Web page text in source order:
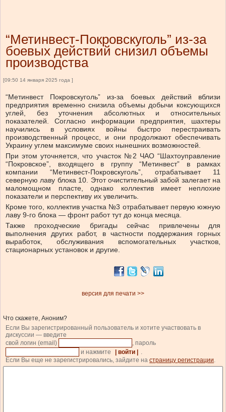
“Метинвест-Покровскуголь” из-за
боевых действий снизил объемы
производства
[09:50 14 января 2025 года ]
“Метинвест Покровскуголь” из-за боевых действий вблизи
предприятия временно снизила объемы добычи коксующихся
углей, без уточнения абсолютных и относительных
показателей. Согласно информации предприятия, шахтеры
научились в условиях войны быстро перестраивать
производственный процесс, и они продолжают обеспечивать
Украину углем максимуме своих нынешних возможностей.
При этом уточняется, что участок №2 ЧАО “Шахтоуправление
“Покровское”, входящего в группу “Метинвест” в рамках
компании “Метинвест-Покровскуголь”, отрабатывает 11
северную лаву блока 10. Этот очистительный забой залегает на
маломощном пласте, однако коллектив имеет неплохие
показатели и перспективу их увеличить.
Кроме того, коллектив участка №3 отрабатывает первую южную
лаву 9-го блока — фронт работ тут до конца месяца.
Также проходческие бригады сейчас привлечены для
выполнения других работ, в частности поддержания горных
выработок, обслуживания вспомогательных участков,
стационарных установок и другие.
версия для печати >>
Что скажете, Аноним?
Если Вы зарегистрированный пользователь и хотите участвовать в
дискуссии — введите
свой логин (email)
, пароль
и нажмите
| войти |
.
Если Вы еще не зарегистрировались, зайдите на страницу регистрации.